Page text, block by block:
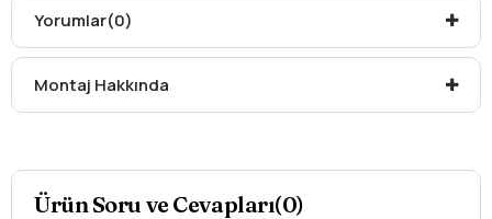
düşündüğünüz ürünler için
Aksi durumlarda ürünleriniadesi ve değişimi
yapılamamaktadır.
Yorumlar(0)
Montaj Hakkında
Ürün Soru ve Cevapları(0)